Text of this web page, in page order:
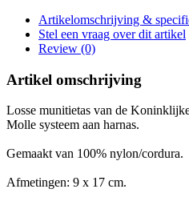
Artikelomschrijving &
Stel een vraag over dit artikel
Review (0)
Artikel omschrijving
Losse munitietas van de
Molle systeem aan harnas.
Gemaakt van 100% nylon/cordura.
Afmetingen: 9 x 17 cm.